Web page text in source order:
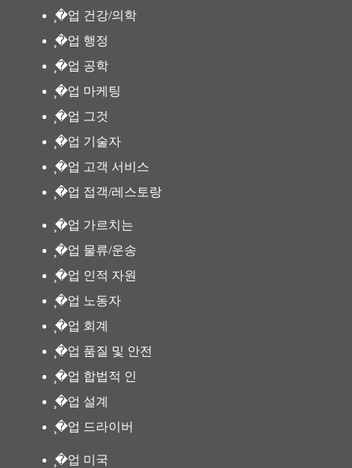
̧�업 건강/의학
̧�업 행정
̧�업 공학
̧�업 마케팅
̧�업 그것
̧�업 기술자
̧�업 고객 서비스
̧�업 접객/레스토랑
̧�업 가르치는
̧�업 물류/운송
̧�업 인적 자원
̧�업 노동자
̧�업 회계
̧�업 품질 및 안전
̧�업 합법적 인
̧�업 설계
̧�업 드라이버
̧�업 미국